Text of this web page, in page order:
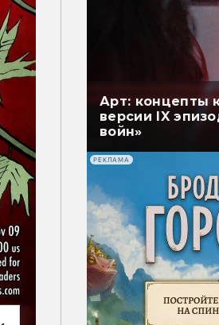
Арт: концепты
версии IX
войн»
РЕКЛАМА